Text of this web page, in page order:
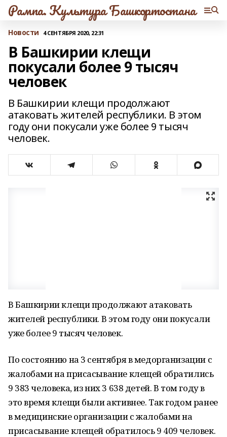
Рампа. Культура Башкортостана
Новости 4 СЕНТЯБРЯ 2020, 22:31
В Башкирии клещи
покусали более 9 тысяч
человек
В Башкирии клещи продолжают
атаковать жителей республики. В этом
году они покусали уже более 9 тысяч
человек.
В Башкирии клещи продолжают атаковать
жителей республики. В этом году они покусали
уже более 9 тысяч человек.
По состоянию на 3 сентября в медорганизации с
жалобами на присасывание клещей обратились
9 383 человека, из них 3 638 детей. В том году в
это время клещи были активнее. Так годом ранее
в медицинские организации с жалобами на
присасывание клещей обратилось 9 409 человек.